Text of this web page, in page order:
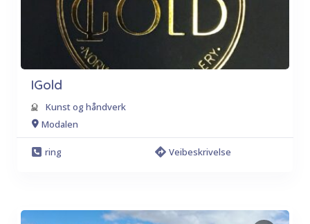
IGold
Kunst og håndverk
Modalen
ring Veibeskrivelse